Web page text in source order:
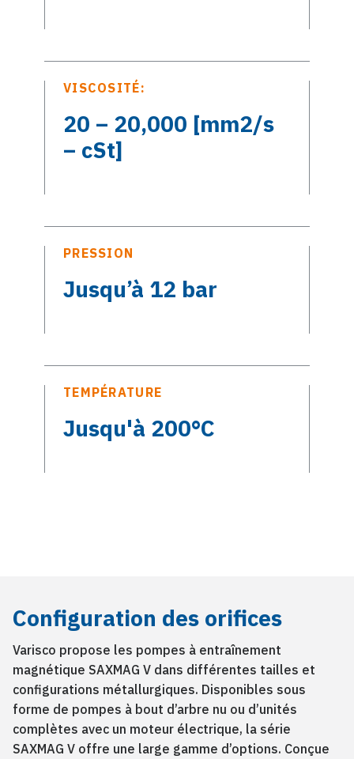
VISCOSITÉ:
20 – 20,000 [mm2/s
– cSt]
PRESSION
Jusqu’à 12 bar
TEMPÉRATURE
Jusqu'à 200°C
Configuration des orifices
Varisco propose les pompes à entraînement
magnétique SAXMAG V dans différentes tailles et
configurations métallurgiques. Disponibles sous
forme de pompes à bout d’arbre nu ou d’unités
complètes avec un moteur électrique, la série
SAXMAG V offre une large gamme d’options. Conçue